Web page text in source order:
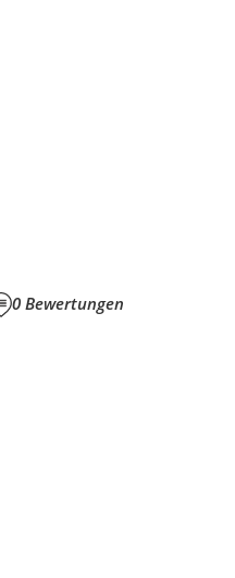
0 Bewertungen